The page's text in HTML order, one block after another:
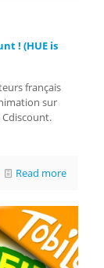
! (HUE is
français
sur
Cdiscount.
Read more